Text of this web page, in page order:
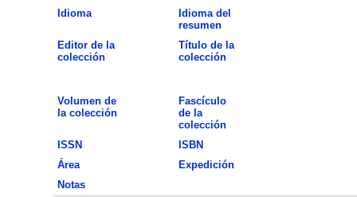
Idioma
Idioma del
resumen
Editor de la
colección
Título de la
colección
Volumen de
la colección
Fascículo
de la
colección
ISSN
ISBN
Área
Expedición
Notas